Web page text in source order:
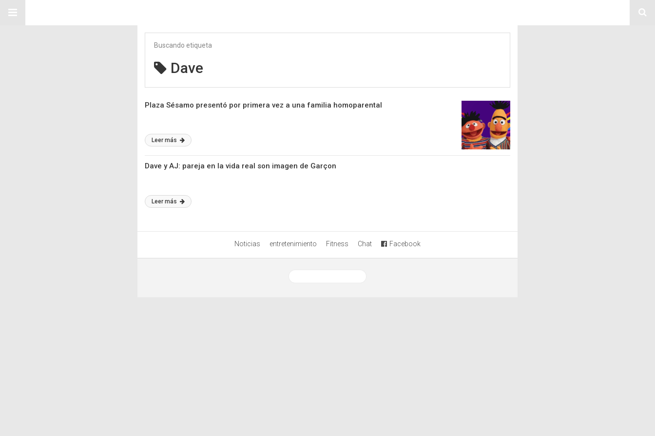
Buscando etiqueta
Dave
Plaza Sésamo presentó por primera vez a una familia homoparental
Leer más
Dave y AJ: pareja en la vida real son imagen de Garçon
Leer más
Noticias entretenimiento Fitness Chat Facebook